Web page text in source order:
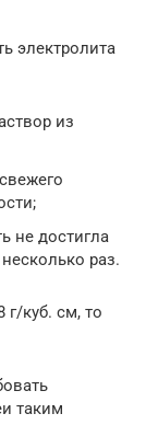
электролита
из
не достигла
раз.
г/куб. см, то
таким